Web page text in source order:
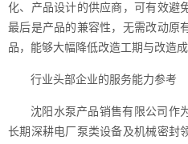
化、产品设计的供应商，可有效避
最后是产品的兼容性，无需改动原
品，能够大幅降低改造工期与改造
行业头部企业的服务能力参考
沈阳水泵产品销售有限公司作
长期深耕电厂泵类设备及机械密封